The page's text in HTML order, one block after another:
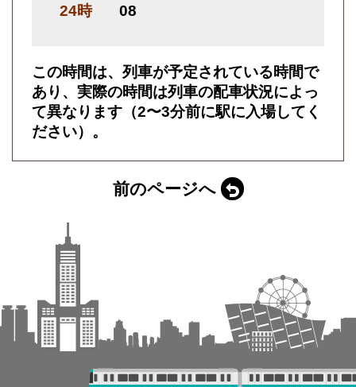
24時 08
この時間は、列車が予定されている時間で
あり、実際の時間は列車の配車状況によっ
て異なります（2〜3分前に駅に入場してく
ださい）。
前のページへ